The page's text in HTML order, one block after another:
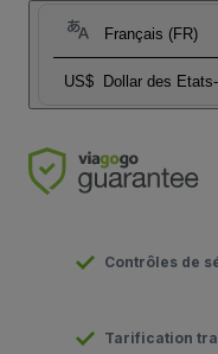
Français (FR)
US$ Dollar des
Contrôles de
Tarification